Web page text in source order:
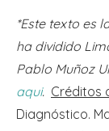
*Este texto es
ha dividido
Pablo Muñoz
aqui. Créditos
Diagnóstico.